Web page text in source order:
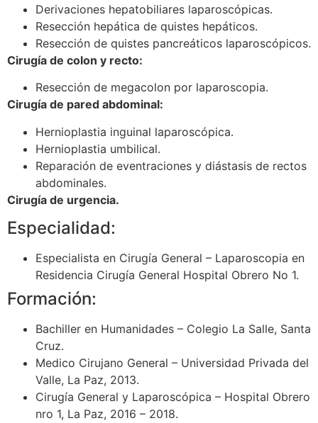
Derivaciones hepatobiliares laparoscópicas.
Resección hepática de quistes hepáticos.
Resección de quistes pancreáticos laparoscópicos.
Cirugía de colon y recto:
Resección de megacolon por laparoscopia.
Cirugía de pared abdominal:
Hernioplastia inguinal laparoscópica.
Hernioplastia umbilical.
Reparación de eventraciones y diástasis de rectos
abdominales.
Cirugía de urgencia.
Especialidad:
Especialista en Cirugía General – Laparoscopia en
Residencia Cirugía General Hospital Obrero No 1.
Formación:
Bachiller en Humanidades – Colegio La Salle, Santa
Cruz.
Medico Cirujano General – Universidad Privada del
Valle, La Paz, 2013.
Cirugía General y Laparoscópica – Hospital Obrero
nro 1, La Paz, 2016 – 2018.